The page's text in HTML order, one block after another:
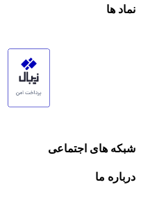
نماد ها
شبکه های اجتماعی
درباره ما